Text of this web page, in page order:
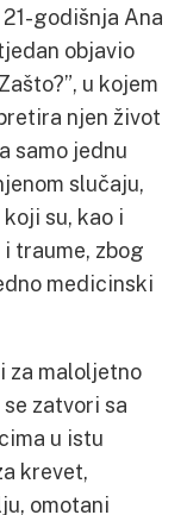
godišnja Ana
objavio
u kojem
njen život
samo jednu
slučaju,
su, kao i
traume, zbog
medicinski
za maloljetno
zatvori sa
u istu
krevet,
omotani